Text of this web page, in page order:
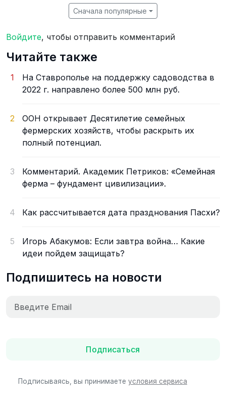
Сначала популярные
Войдите, чтобы отправить комментарий
Читайте также
1
На Ставрополье на поддержку садоводства в
2022 г. направлено более 500 млн руб.
2
ООН открывает Десятилетие семейных
фермерских хозяйств, чтобы раскрыть их
полный потенциал.
3
Комментарий. Академик Петриков: «Семейная
ферма – фундамент цивилизации».
4 Как рассчитывается дата празднования Пасхи?
5
Игорь Абакумов: Если завтра война… Какие
идеи пойдем защищать?
Подпишитесь на новости
Подписаться
Подписываясь, вы принимаете условия сервиса